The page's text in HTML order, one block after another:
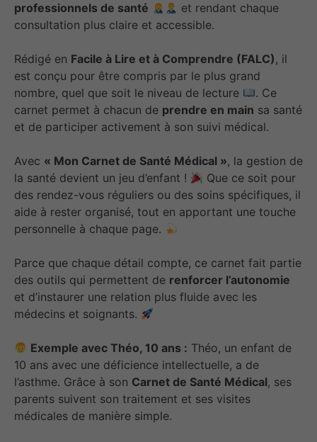
professionnels de santé
et rendant chaque
consultation plus claire et accessible.
Rédigé en Facile à Lire et à Comprendre (FALC), il
est conçu pour être compris par le plus grand
nombre, quel que soit le niveau de lecture
. Ce
carnet permet à chacun de prendre en main sa santé
et de participer activement à son suivi médical.
Avec « Mon Carnet de Santé Médical », la gestion de
la santé devient un jeu d’enfant !
Que ce soit pour
des rendez-vous réguliers ou des soins spécifiques, il
aide à rester organisé, tout en apportant une touche
personnelle à chaque page.
Parce que chaque détail compte, ce carnet fait partie
des outils qui permettent de renforcer l’autonomie
et d’instaurer une relation plus fluide avec les
médecins et soignants.
Exemple avec Théo, 10 ans : Théo, un enfant de
10 ans avec une déficience intellectuelle, a de
l’asthme. Grâce à son Carnet de Santé Médical, ses
parents suivent son traitement et ses visites
médicales de manière simple.